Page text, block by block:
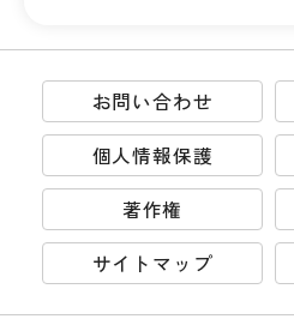
お問い合わせ
個人情報保護
著作権
サイトマップ